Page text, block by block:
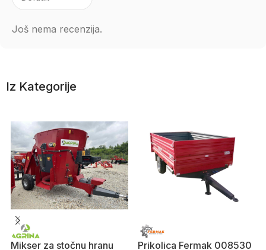
Još nema recenzija.
Iz Kategorije
Mikser za stočnu hranu
Prikolica Fermak 008530